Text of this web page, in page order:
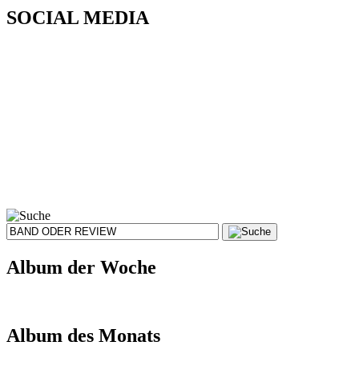
SOCIAL MEDIA
Album der Woche
Album des Monats